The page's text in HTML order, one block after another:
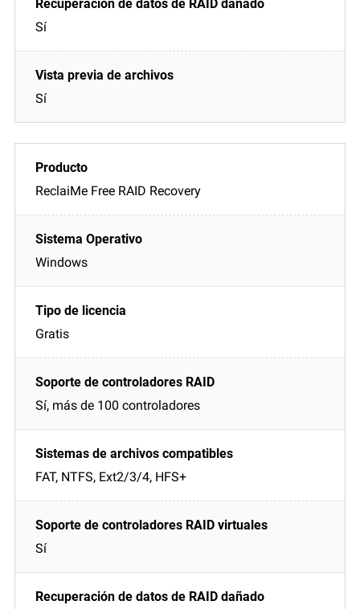
Sí
Sí
ReclaiMe Free RAID Recovery
Windows
Gratis
Sí, más de 100 controladores
FAT, NTFS, Ext2/3/4, HFS+
Sí